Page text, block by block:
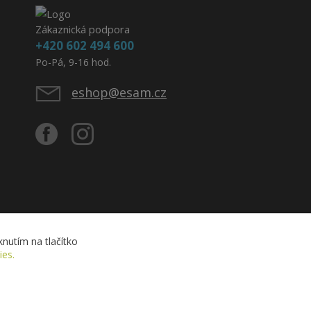
Zákaznická podpora
+420 602 494 600
Po-Pá, 9-16 hod.
eshop@esam.cz
na tlačítko